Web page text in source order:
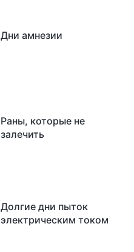
Дни амнезии
Раны, которые не
залечить
Долгие дни пыток
электрическим током